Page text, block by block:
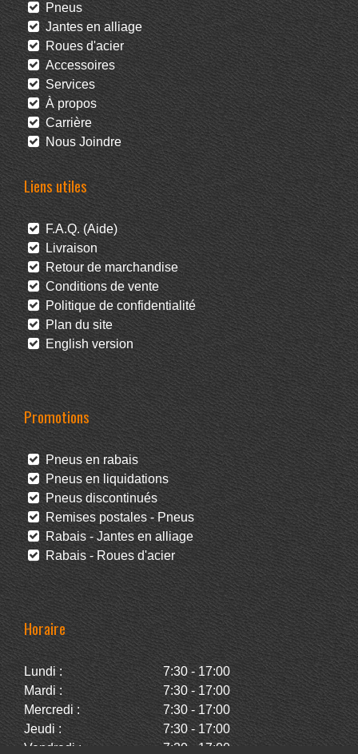
Pneus
Jantes en alliage
Roues d'acier
Accessoires
Services
À propos
Carrière
Nous Joindre
Liens utiles
F.A.Q. (Aide)
Livraison
Retour de marchandise
Conditions de vente
Politique de confidentialité
Plan du site
English version
Promotions
Pneus en rabais
Pneus en liquidations
Pneus discontinués
Remises postales - Pneus
Rabais - Jantes en alliage
Rabais - Roues d'acier
Horaire
Lundi :
7:30 - 17:00
Mardi :
7:30 - 17:00
Mercredi :
7:30 - 17:00
Jeudi :
7:30 - 17:00
Vendredi :
7:30 - 17:00